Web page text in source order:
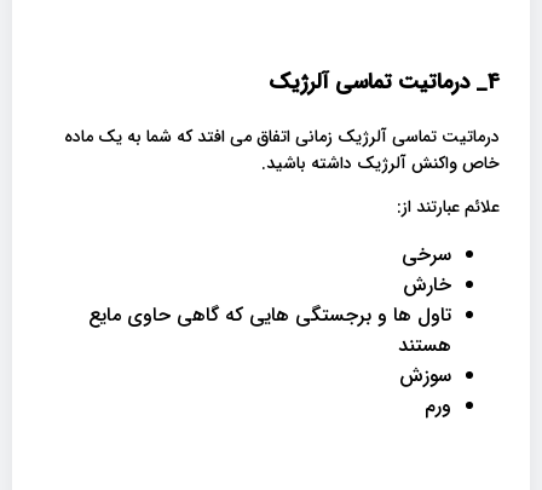
4_ درماتیت تماسی آلرژیک
درماتیت تماسی آلرژیک زمانی اتفاق می افتد که شما به یک ماده
خاص واکنش آلرژیک داشته باشید.
علائم عبارتند از:
سرخی
خارش
تاول ها و برجستگی هایی که گاهی حاوی مایع
هستند
سوزش
ورم